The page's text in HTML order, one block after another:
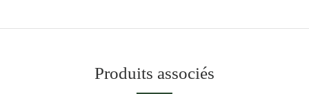
Produits associés